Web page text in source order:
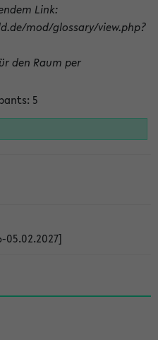
Link:
mod/glossary/view.php?
den Raum per
5
05.02.2027]